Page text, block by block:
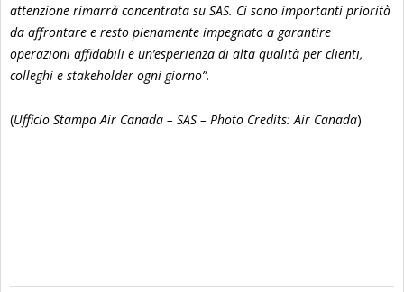
attenzione rimarrà concentrata su SAS. Ci sono importanti priorità
da affrontare e resto pienamente impegnato a garantire
operazioni affidabili e un’esperienza di alta qualità per clienti,
colleghi e stakeholder ogni giorno”.
(Ufficio Stampa Air Canada – SAS – Photo Credits: Air Canada)